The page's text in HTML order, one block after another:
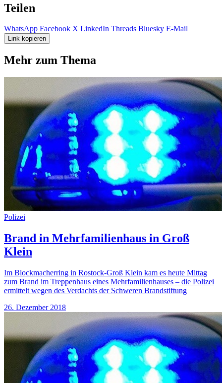
Teilen
WhatsApp Facebook X LinkedIn Threads Bluesky E-Mail
Link kopieren
Mehr zum Thema
Polizei
Brand in Mehrfamilienhaus in Groß
Klein
Im Blockmacherring in Rostock-Groß Klein kam es heute Mittag
zum Brand im Treppenhaus eines Mehrfamilienhauses – die Polizei
ermittelt wegen des Verdachts der Schweren Brandstiftung
26. Dezember 2018